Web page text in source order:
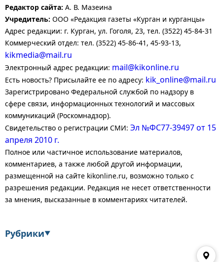
Редактор сайта: А. В. Мазеина
Учредитель: ООО «Редакция газеты «Курган и курганцы»
Адрес редакции: г. Курган, ул. Гоголя, 23, тел. (3522) 45-84-31
Коммерческий отдел: тел. (3522) 45-86-41, 45-93-13,
kikmedia@mail.ru
Электронный адрес редакции: mail@kikonline.ru
Есть новость? Присылайте ее по адресу: kik_online@mail.ru
Зарегистрировано Федеральной службой по надзору в
сфере связи, информационных технологий и массовых
коммуникаций (Роскомнадзор).
Свидетельство о регистрации СМИ: Эл №ФС77-39497 от 15
апреля 2010 г.
Полное или частичное использование материалов,
комментариев, а также любой другой информации,
размещенной на сайте kikonline.ru, возможно только с
разрешения редакции. Редакция не несет ответственности
за мнения, высказанные в комментариях читателей.
Рубрики▼